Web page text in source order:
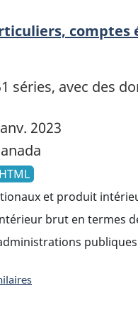
comptes
séries, avec des
2023
HTML
et produit
brut en termes
publiques